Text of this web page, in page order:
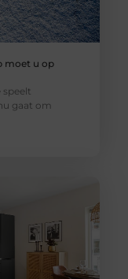
moet u op
gaat om